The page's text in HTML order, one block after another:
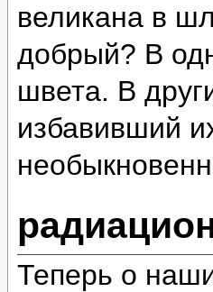
великана в
добрый? В
швета. В
избавивший
Теперь о